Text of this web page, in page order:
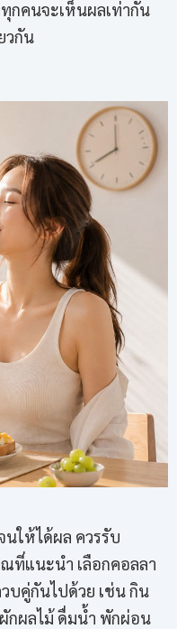
กคนจะเห็นผลเท่ากัน
วกัน
ห้ได้ผล ควรรับ
ที่แนะนำ เลือกคอลลา
บคู่กันไปด้วย เช่น กิน
กผลไม้ ดื่มน้ำ พักผ่อน